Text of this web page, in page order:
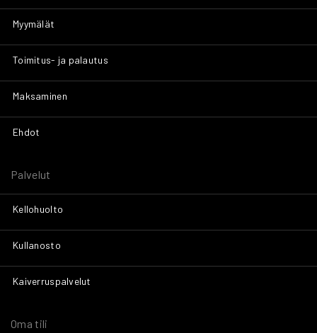
Myymälät
Toimitus- ja palautus
Maksaminen
Ehdot
Palvelut
Kellohuolto
Kullanosto
Kaiverruspalvelut
Oma tili